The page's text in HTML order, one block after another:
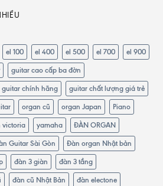
el 100 el 400 el 500 el 700 el 900
guitar cao cấp ba đờn
guitar chính hãng guitar chất lượng giá trẻ
organ cũ organ Japan Piano
victoria yamaha ĐÀN ORGAN
Guitar Sài Gòn Đàn organ Nhật bản
đàn 3 giàn đàn 3 tầng
đàn cũ Nhật Bản đàn electone